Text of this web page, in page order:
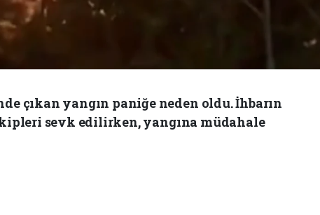
çıkan yangın paniğe neden oldu. İhbarın
sevk edilirken, yangına müdahale